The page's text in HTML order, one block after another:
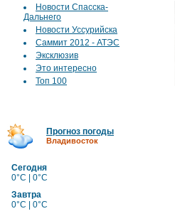
Новости Спасска-
Дальнего
Новости Уссурийска
Саммит 2012 - АТЭС
Эксклюзив
Это интересно
Топ 100
Прогноз погоды
Владивосток
Сегодня
0°C | 0°C
Завтра
0°C | 0°C